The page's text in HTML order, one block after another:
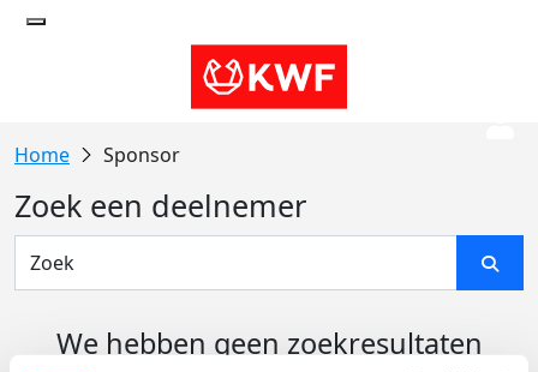
Sponsor
Zoek een deelnemer
We hebben geen zoekresultaten